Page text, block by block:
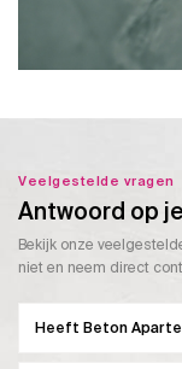
Veelgestelde vragen
Antwoord op
Bekijk onze
niet en neem direct
Heeft Beton